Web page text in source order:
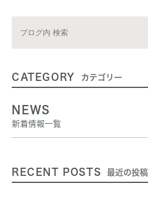
CATEGORY カテゴリー
NEWS
新着情報一覧
RECENT POSTS 最近の投稿